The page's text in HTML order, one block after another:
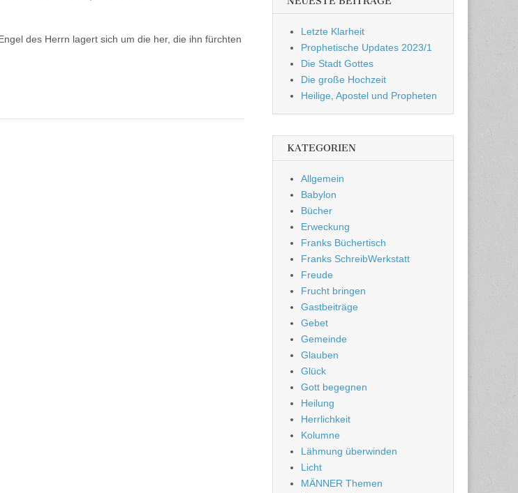
des Herrn lagert sich um die her, die ihn fürchten
Letzte Klarheit
Prophetische Updates 2023/1
Die Stadt Gottes
Die große Hochzeit
Heilige, Apostel und Propheten
KATEGORIEN
Allgemein
Babylon
Bücher
Erweckung
Franks Büchertisch
Franks SchreibWerkstatt
Freude
Frucht bringen
Gastbeiträge
Gebet
Gemeinde
Glauben
Glück
Gott begegnen
Heilung
Herrlichkeit
Kolumne
Lähmung überwinden
Licht
MÄNNER Themen